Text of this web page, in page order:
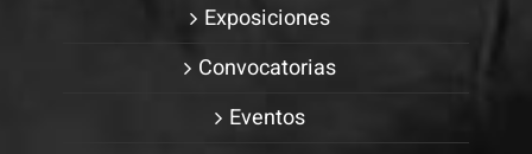
Exposiciones
Convocatorias
Eventos